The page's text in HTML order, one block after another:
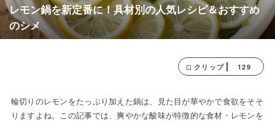
レモン鍋を新定番に！具材別の人気レシピ＆おすすめ
のシメ
クリップ 129
輪切りのレモンをたっぷり加えた鍋は、見た目が華やかで食欲をそそ
りますよね。この記事では、爽やかな酸味が特徴的な食材・レモンを